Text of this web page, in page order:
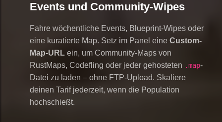
Events und Community-Wipes
Fahre wöchentliche Events, Blueprint-Wipes oder
eine kuratierte Map. Setz im Panel eine Custom-
Map-URL ein, um Community-Maps von
RustMaps, Codefling oder jeder gehosteten .map-
Datei zu laden – ohne FTP-Upload. Skaliere
deinen Tarif jederzeit, wenn die Population
hochschießt.